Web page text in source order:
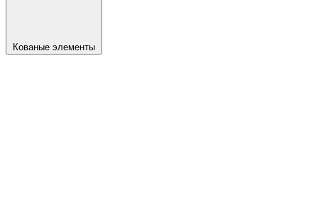
Кованые элементы